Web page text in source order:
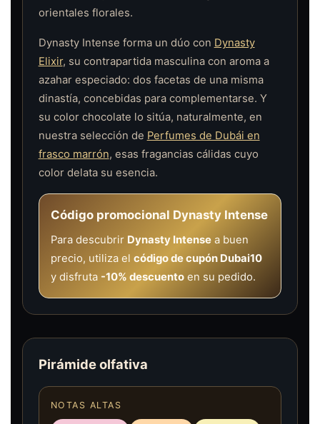
orientales florales.
Dynasty Intense forma un dúo con Dynasty
Elixir, su contrapartida masculina con aroma a
azahar especiado: dos facetas de una misma
dinastía, concebidas para complementarse. Y
su color chocolate lo sitúa, naturalmente, en
nuestra selección de Perfumes de Dubái en
frasco marrón, esas fragancias cálidas cuyo
color delata su esencia.
Código promocional Dynasty Intense
Para descubrir Dynasty Intensea buen
precio, utiliza el código de cupón Dubai10
y disfruta -10% descuentoen su pedido.
Pirámide olfativa
NOTAS ALTAS